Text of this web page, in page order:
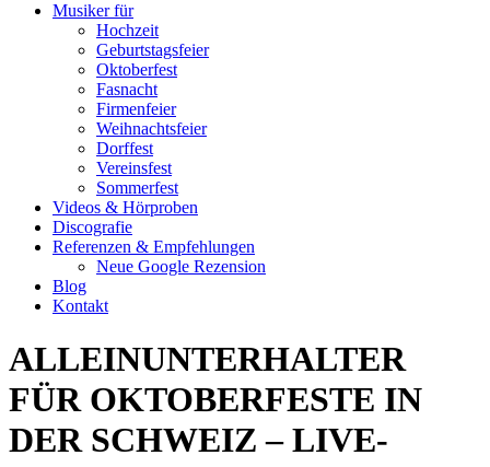
Musiker für
Hochzeit
Geburtstagsfeier
Oktoberfest
Fasnacht
Firmenfeier
Weihnachtsfeier
Dorffest
Vereinsfest
Sommerfest
Videos & Hörproben
Discografie
Referenzen & Empfehlungen
Neue Google Rezension
Blog
Kontakt
ALLEINUNTERHALTER
FÜR OKTOBERFESTE IN
DER SCHWEIZ – LIVE-